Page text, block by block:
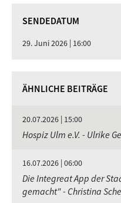
SENDEDATUM
29. Juni 2026 | 16:00
ÄHNLICHE BEITRÄGE
20.07.2026 | 15:00
Hospiz Ulm e.V. - Ulrike
16.07.2026 | 06:00
Die Integreat App der
gemacht" - Christina